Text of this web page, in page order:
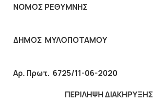
ΝΟΜΟΣ ΡΕΘΥΜΝΗΣ
ΔΗΜΟΣ ΜΥΛΟΠΟΤΑΜΟΥ
Αρ. Πρωτ. 6725/11-06-2020
ΠΕΡΙΛΗΨΗ ΔΙΑΚΗΡΥΞΗΣ